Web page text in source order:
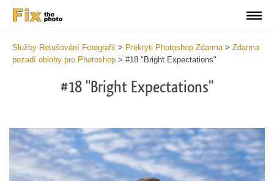
Služby Retušování Fotografií > Prekryti Photoshop Zdarma> Zdarma
pozadí oblohy pro Photoshop > #18 "Bright Expectations"
#18 "Bright Expectations"